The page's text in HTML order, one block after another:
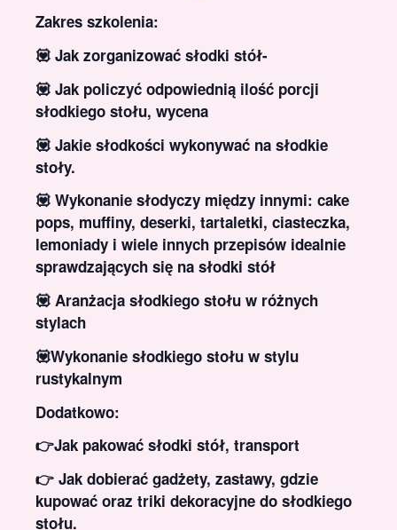
Zakres szkolenia:
💟 Jak zorganizować słodki stół-
💟 Jak policzyć odpowiednią ilość porcji
słodkiego stołu, wycena
💟 Jakie słodkości wykonywać na słodkie
stoły.
💟 Wykonanie słodyczy między innymi: cake
pops, muffiny, deserki, tartaletki, ciasteczka,
lemoniady i wiele innych przepisów idealnie
sprawdzających się na słodki stół
💟 Aranżacja słodkiego stołu w różnych
stylach
💟Wykonanie słodkiego stołu w stylu
rustykalnym
Dodatkowo:
👉Jak pakować słodki stół, transport
👉 Jak dobierać gadżety, zastawy, gdzie
kupować oraz triki dekoracyjne do słodkiego
stołu.